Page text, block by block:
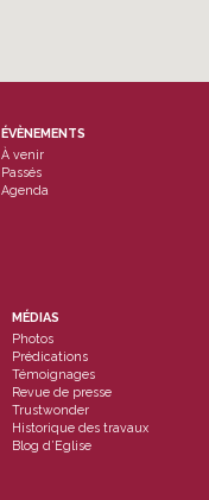
ÉVÈNEMENTS
À venir
Passés
Agenda
MÉDIAS
Photos
Prédications
Témoignages
Revue de presse
Trustwonder
Historique des travaux
Blog d’Eglise